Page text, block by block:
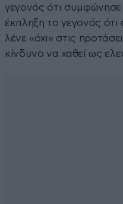
γεγονός ότι
έκπληξη το γεγονός ότι
λένε «όχι» στις
κίνδυνο να χαθεί ως